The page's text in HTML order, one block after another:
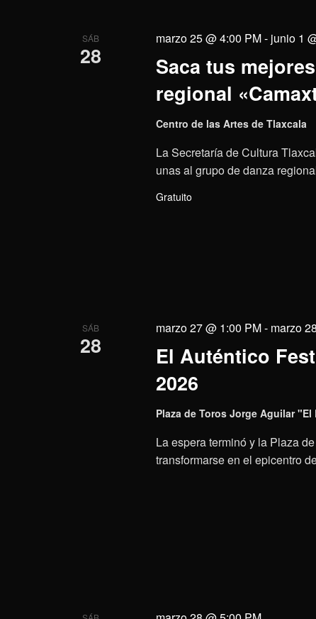
SÁB
28
Saca tus
regional
marzo 25 @ 4:00 PM- junio 1
Centro de las Artes de Tlaxcala
La Secretaría de Cultura
unas al grupo de danza
Gratuito
SÁB
28
El Auténtico
2026
marzo 27 @ 1:00 PM- marzo
Plaza de Toros Jorge Aguilar "El
La espera terminó y la Plaza
transformarse en el epicentro